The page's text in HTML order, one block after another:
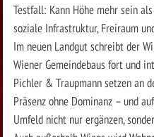
Testfall: Kann Höhe mehr sein
soziale Infrastruktur, Freiraum
Im neuen Landgut schreibt der
Wiener Gemeindebaus fort und
Pichler & Traupmann setzen an
Präsenz ohne Dominanz – und
Umfeld nicht nur ergänzen,